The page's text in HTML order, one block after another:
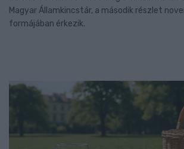
Magyar Államkincstár, a második részlet
formájában érkezik.